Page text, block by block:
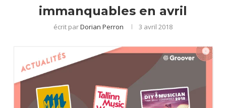
immanquables en avril
écrit parDorian Perron 3 avril 2018